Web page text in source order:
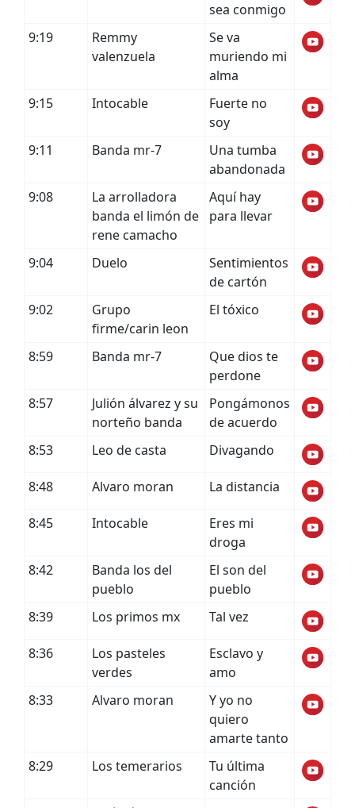
sea conmigo
9:19
Remmy
valenzuela
Se va
muriendo mi
alma
9:15
Intocable
Fuerte no
soy
9:11
Banda mr-7
Una tumba
abandonada
9:08
La arrolladora
banda el limón de
rene camacho
Aquí hay
para llevar
9:04 Duelo
Sentimientos
de cartón
9:02
Grupo
firme/carin leon
El tóxico
8:59 Banda mr-7
Que dios te
perdone
8:57
Julión álvarez y su
norteño banda
Pongámonos
de acuerdo
8:53
Leo de casta Divagando
8:48 Alvaro moran La distancia
8:45 Intocable
Eres mi
droga
8:42
Banda los del
pueblo
El son del
pueblo
8:39
Los primos mx Tal vez
8:36
Los pasteles
verdes
Esclavo y
amo
8:33
Alvaro moran
Y yo no
quiero
amarte tanto
8:29
Los temerarios
Tu última
canción